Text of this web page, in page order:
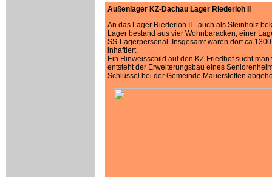
Außenlager KZ-Dachau Lager Riederloh II
An das Lager Riederloh II - auch als Steinholz
Lager bestand aus vier Wohnbaracken, einer
SS-Lagerpersonal. Insgesamt waren dort ca
inhaftiert.
Ein Hinweisschild auf den KZ-Friedhof sucht
entsteht der Erweiterungsbau eines
Schlüssel bei der Gemeinde Mauerstetten